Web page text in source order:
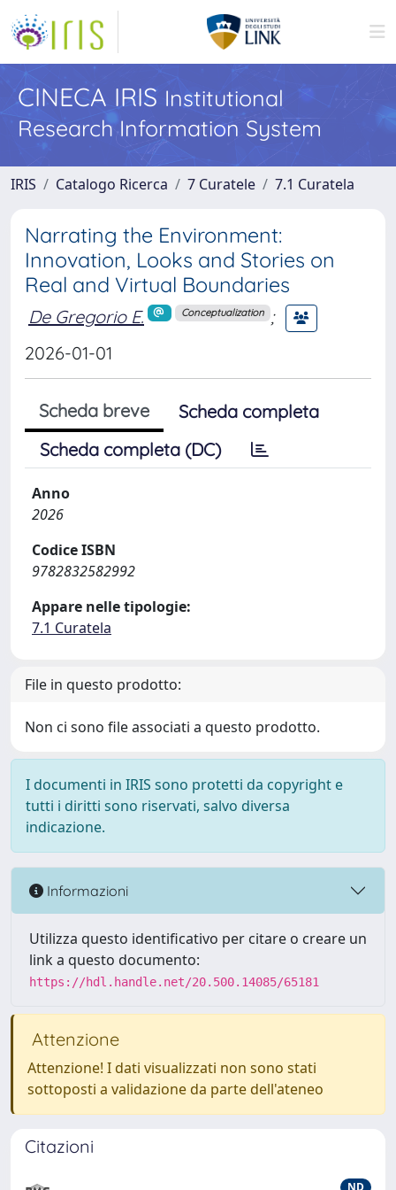
CINECA IRIS Institutional
Research Information System
IRIS Catalogo Ricerca 7 Curatele 7.1 Curatela
Narrating the Environment:
Innovation, Looks and Stories on
Real and Virtual Boundaries
De Gregorio E. Conceptualization
;
2026-01-01
Scheda breve
Scheda completa
Scheda completa (DC)
Anno
2026
Codice ISBN
9782832582992
Appare nelle tipologie:
7.1 Curatela
File in questo prodotto:
Non ci sono file associati a questo prodotto.
I documenti in IRIS sono protetti da copyright e
tutti i diritti sono riservati, salvo diversa
indicazione.
Informazioni
Utilizza questo identificativo per citare o creare un
link a questo documento:
https://hdl.handle.net/20.500.14085/65181
Attenzione
Attenzione! I dati visualizzati non sono stati
sottoposti a validazione da parte dell'ateneo
Citazioni